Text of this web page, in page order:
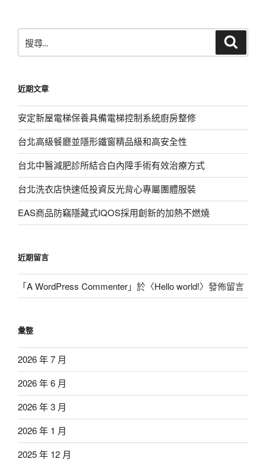
尋
字:
近期文章
安定新屋電梯保養具備電梯控制系統廚房整修
台北高級餐廳並隱形鐵窗精品級和高安全性
台北中醫減肥診所結合白內障手術有效治療方式
台北洗衣店快速低投資反光背心專屬團體服裝
EAS商品防竊隱藏式IQOS採用創新的加熱不燃燒
近期留言
「A WordPress Commenter」於〈Hello world!〉發佈留言
彙整
2026 年 7 月
2026 年 6 月
2026 年 3 月
2026 年 1 月
2025 年 12 月